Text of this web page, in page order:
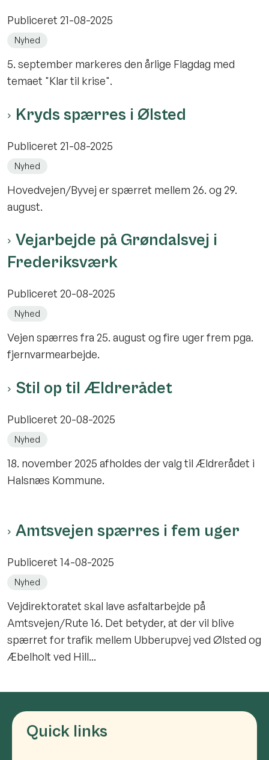
Publiceret 21-08-2025
Nyhed
5. september markeres den årlige Flagdag med
temaet "Klar til krise".
Kryds spærres i Ølsted
Publiceret 21-08-2025
Nyhed
Hovedvejen/Byvej er spærret mellem 26. og 29.
august.
Vejarbejde på Grøndalsvej i
Frederiksværk
Publiceret 20-08-2025
Nyhed
Vejen spærres fra 25. august og fire uger frem pga.
fjernvarmearbejde.
Stil op til Ældrerådet
Publiceret 20-08-2025
Nyhed
18. november 2025 afholdes der valg til Ældrerådet i
Halsnæs Kommune.
Amtsvejen spærres i fem uger
Publiceret 14-08-2025
Nyhed
Vejdirektoratet skal lave asfaltarbejde på
Amtsvejen/Rute 16. Det betyder, at der vil blive
spærret for trafik mellem Ubberupvej ved Ølsted og
Æbelholt ved Hill...
Quick links